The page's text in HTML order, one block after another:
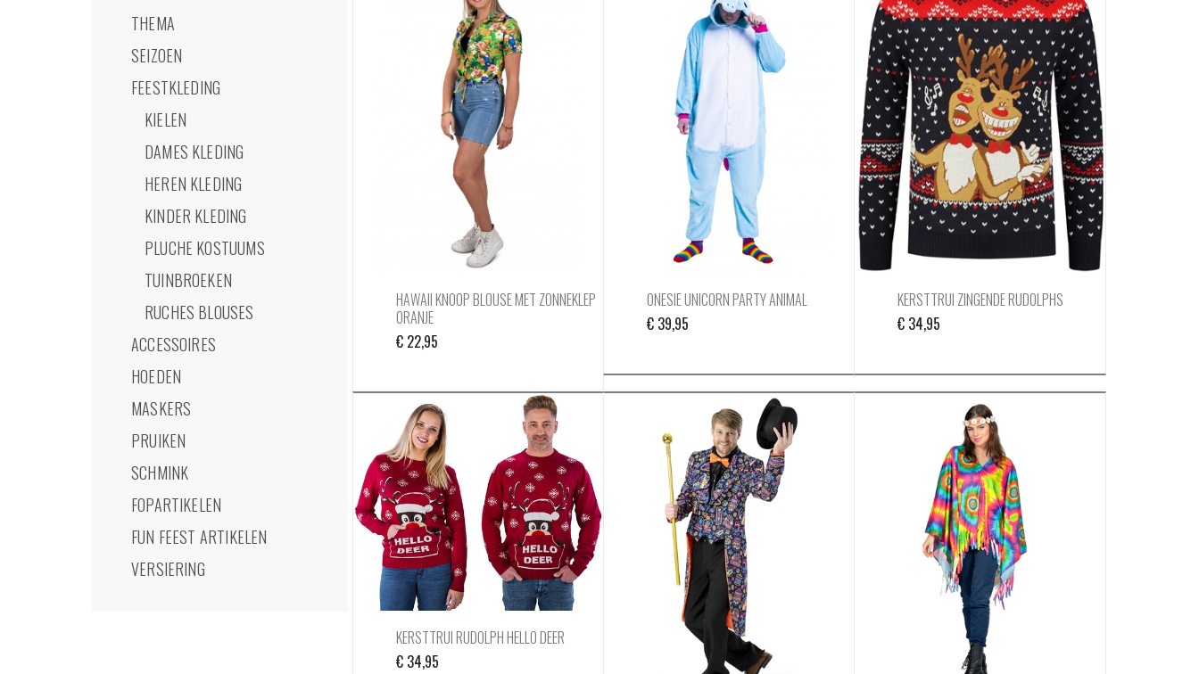
HAWAII KNOOP BLOUSE MET ZONNEKLEP
ORANJE
€22,95
ONESIE UNICORN PARTY ANIMAL
€39,95
KERSTTRUI ZINGENDE RUDOLPHS
€ 34,95
KERSTTRUI RUDOLPH HELLO DEER
€34,95
THEMA
SEIZOEN
FEESTKLEDING
KIELEN
DAMES KLEDING
HEREN KLEDING
KINDER KLEDING
PLUCHE KOSTUUMS
TUINBROEKEN
RUCHES BLOUSES
ACCESSOIRES
HOEDEN
MASKERS
PRUIKEN
SCHMINK
FOPARTIKELEN
FUN FEEST ARTIKELEN
VERSIERING